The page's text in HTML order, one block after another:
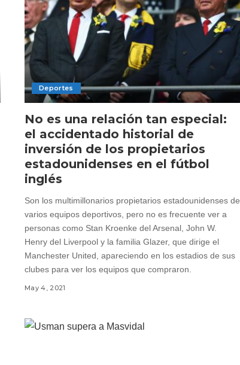
Deportes
No es una relación tan especial:
el accidentado historial de
inversión de los propietarios
estadounidenses en el fútbol
inglés
Son los multimillonarios propietarios estadounidenses de
varios equipos deportivos, pero no es frecuente ver a
personas como Stan Kroenke del Arsenal, John W.
Henry del Liverpool y la familia Glazer, que dirige el
Manchester United, apareciendo en los estadios de sus
clubes para ver los equipos que compraron.
May 4, 2021